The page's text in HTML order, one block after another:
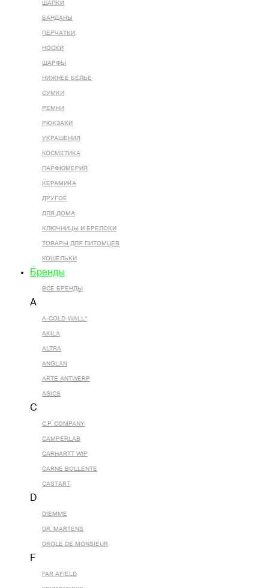
ШАПКИ
БАНДАНЫ
ПЕРЧАТКИ
НОСКИ
ШАРФЫ
НИЖНЕЕ БЕЛЬЕ
СУМКИ
РЕМНИ
РЮКЗАКИ
УКРАШЕНИЯ
КОСМЕТИКА
ПАРФЮМЕРИЯ
КЕРАМИКА
ДРУГОЕ
ДЛЯ ДОМА
КЛЮЧНИЦЫ И БРЕЛОКИ
ТОВАРЫ ДЛЯ ПИТОМЦЕВ
КОШЕЛЬКИ
Бренды
ВСЕ БРЕНДЫ
A
A-COLD-WALL*
AKILA
ALTRA
ANGLAN
ARTE ANTWERP
ASICS
C
C.P. COMPANY
CAMPERLAB
CARHARTT WIP
CARNE BOLLENTE
CASTART
D
DIEMME
DR. MARTENS
DROLE DE MONSIEUR
F
FAR AFIELD